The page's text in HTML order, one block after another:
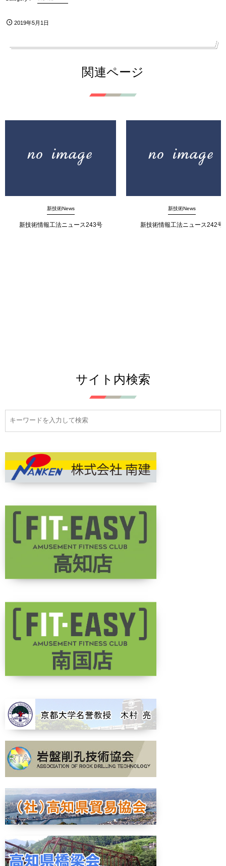
2019年5月1日
関連ページ
新技術News
新技術情報工法ニュース243号
新技術News
新技術情報工法ニュース242号
サイト内検索